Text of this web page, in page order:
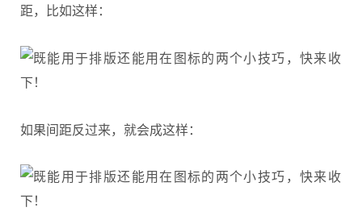
距，比如这样：
如果间距反过来，就会成这样：